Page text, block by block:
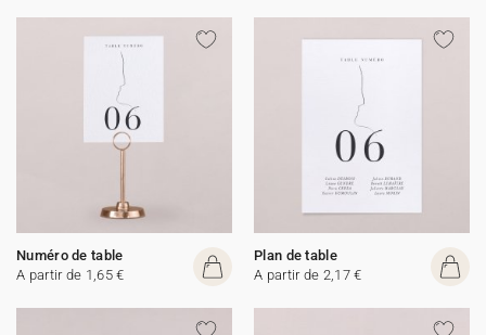
Numéro de table
A partir de 1,65 €
Plan de table
A partir de 2,17 €